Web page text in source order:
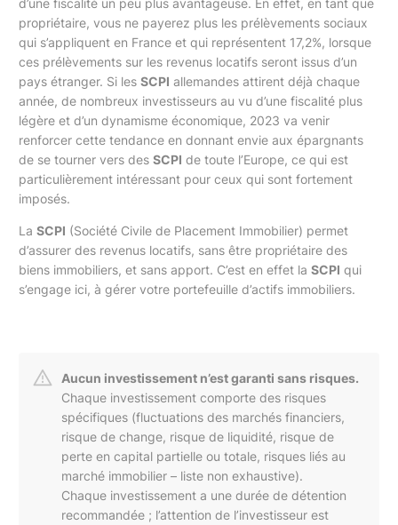
propriétaire, vous ne payerez plus les prélèvements sociaux
qui s’appliquent en France et qui représentent 17,2%, lorsque
ces prélèvements sur les revenus locatifs seront issus d’un
pays étranger. Si les SCPI allemandes attirent déjà chaque
année, de nombreux investisseurs au vu d’une fiscalité plus
légère et d’un dynamisme économique, 2023 va venir
renforcer cette tendance en donnant envie aux épargnants
de se tourner vers des SCPI de toute l’Europe, ce qui est
particulièrement intéressant pour ceux qui sont fortement
imposés.
La SCPI (Société Civile de Placement Immobilier) permet
d’assurer des revenus locatifs, sans être propriétaire des
biens immobiliers, et sans apport. C’est en effet la SCPI qui
s’engage ici, à gérer votre portefeuille d’actifs immobiliers.
Aucun investissement n’est garanti sans risques.
Chaque investissement comporte des risques
spécifiques (fluctuations des marchés financiers,
risque de change, risque de liquidité, risque de
perte en capital partielle ou totale, risques liés au
marché immobilier – liste non exhaustive).
Chaque investissement a une durée de détention
recommandée ; l’attention de l’investisseur est